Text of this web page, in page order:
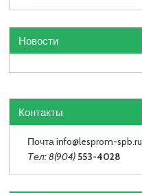
Новости
Контакты
Почта info@lesprom-spb.ru
Тел: 8(904) 553-4028